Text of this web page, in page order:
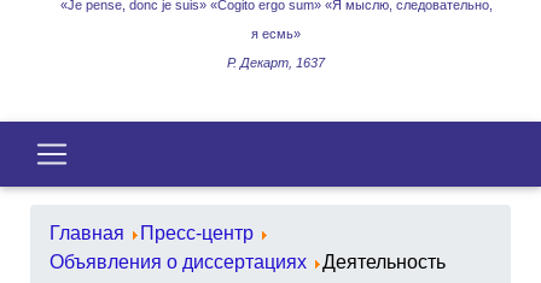
«Je pense, donc je suis» «Cogito ergo sum» «Я мыслю, следовательно,
я есмь»
Р. Декарт, 1637
Главная
Пресс-центр
Объявления о диссертациях
Деятельность